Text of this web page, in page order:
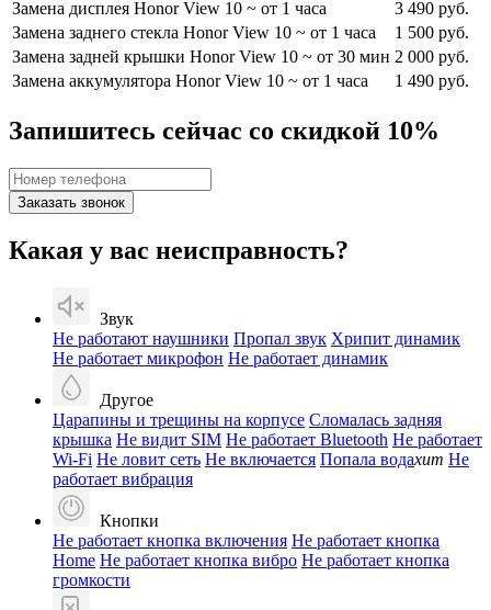
Замена дисплея Honor View 10 ~ от 1 часа
3 490 руб.
Замена заднего стекла Honor View 10 ~ от 1 часа
1 500 руб.
Замена задней крышки Honor View 10 ~ от 30 мин 2 000 руб.
Замена аккумулятора Honor View 10 ~ от 1 часа 1 490 руб.
Запишитесь сейчас со скидкой 10%
Заказать звонок
Какая у вас неисправность?
Звук
Не работают наушники Пропал звук Хрипит динамик
Не работает микрофон Не работает динамик
Другое
Царапины и трещины на корпусе Сломалась задняя
крышка Не видит SIM Не работает Bluetooth Не работает
Wi-Fi Не ловит сеть Не включается Попала водахит Не
работает вибрация
Кнопки
Не работает кнопка включения Не работает кнопка
Home Не работает кнопка вибро Не работает кнопка
громкости